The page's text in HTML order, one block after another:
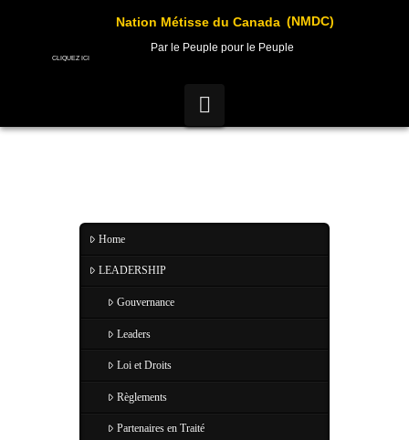
Nation Métisse du Canada (NMDC)
Par le Peuple pour le Peuple
CLIQUEZ ICI
Navigation
Home
LEADERSHIP
Gouvernance
Leaders
Loi et Droits
Règlements
Partenaires en Traité